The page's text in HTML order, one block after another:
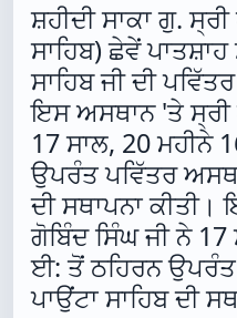
ਸ਼ਹੀਦੀ ਸਾਕਾ ਗੁ.
ਸਾਹਿਬ) ਛੇਵੇਂ
ਸਾਹਿਬ ਜੀ ਦੀ
ਇਸ ਅਸਥਾਨ 'ਤੇ ਸ੍ਰੀ
17 ਸਾਲ, 20 ਮਹੀਨੇ
ਉਪਰੰਤ ਪਵਿੱਤਰ
ਦੀ ਸਥਾਪਨਾ
ਗੋਬਿੰਦ ਸਿੰਘ ਜੀ ਨੇ
ਈ: ਤੋਂ ਠਹਿਰਨ
ਪਾਉਂਟਾ ਸਾਹਿਬ ਦੀ